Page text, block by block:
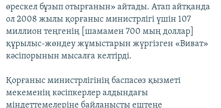
өрескел бұзып отырғанын» айтады. Атап айтқанда
ол 2008 жылы қорғаныс министрлігі үшін 107
миллион теңгенің [шамамен 700 мың доллар]
құрылыс-жөндеу жұмыстарын жүргізген «Виват»
кәсіпорынын мысалға келтірді.
Қорғаныс министрлігінің баспасөз қызметі
мекеменің кәсіпкерлер алдындағы
міндеттемелеріне байланысты ештеңе